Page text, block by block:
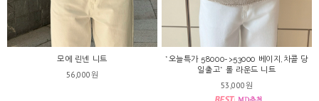
모에 린넨 니트
56,000원
*오늘특가 58000->53000 베이지,차콜 당
일출고* 롤 라운드 니트
53,000원